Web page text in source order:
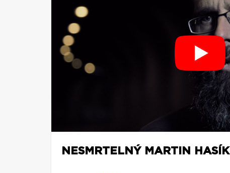
NESMRTELNÝ MARTIN HASÍK